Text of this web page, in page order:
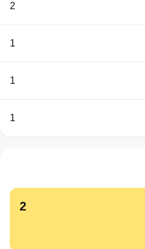
2
1
1
1
2